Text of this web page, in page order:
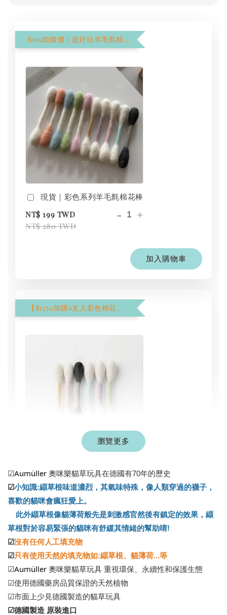
$199加購價｜超好玩羊毛氈棉花棒
現貨｜彩色系列羊毛氈棉花棒
NT$ 199 TWD
NT$ 280 TWD
- +
加入購物車
【$1250加購6支入彩色棉花棒】
NT$ 1,250 TWD
NT$ 1,500 TWD
- +
加入購物車
$289加購奧咪樂 紓壓玩具
瀏覽更多
☑Aumüller 奧咪樂貓草玩具在德國有70年的歷史
☑小知識:纈草根味道濃烈，其氣味特殊，像人類穿過的襪子，
喜歡的貓咪會瘋狂愛上。
此外纈草根像貓薄荷般先是刺激感官然後有鎮定的效果，纈
草根對於容易緊張的貓咪有舒緩其情緒的幫助唷!
☑沒有任何人工填充物
☑只有使用天然的填充物如:纈草根、貓薄荷...等
☑Aumüller 奧咪樂貓草玩具 重視環保、永續性和保護生態
☑使用德國藥房品質保證的天然植物
☑市面上少見德國製造的貓草玩具
☑德國製造 原裝進口